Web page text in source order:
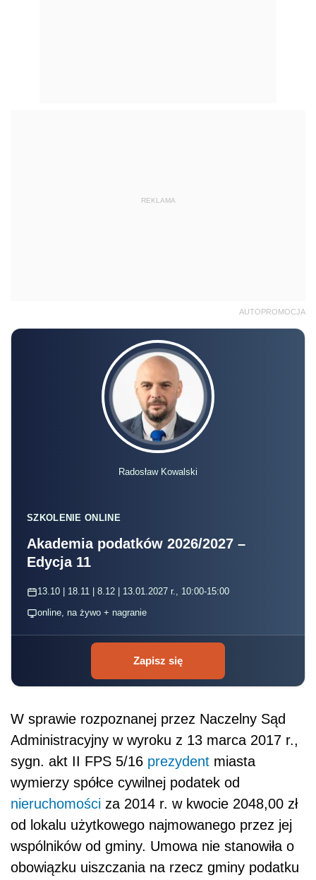
REKLAMA
AUTOPROMOCJA
Radosław Kowalski
SZKOLENIE ONLINE
Akademia podatków 2026/2027 –
Edycja 11
13.10 | 18.11 | 8.12 | 13.01.2027 r., 10:00-15:00
online, na żywo + nagranie
Zapisz się
W sprawie rozpoznanej przez Naczelny Sąd
Administracyjny w wyroku z 13 marca 2017 r.,
sygn. akt II FPS 5/16 prezydent miasta
wymierzy spółce cywilnej podatek od
nieruchomości za 2014 r. w kwocie 2048,00 zł
od lokalu użytkowego najmowanego przez jej
wspólników od gminy. Umowa nie stanowiła o
obowiązku uiszczania na rzecz gminy podatku